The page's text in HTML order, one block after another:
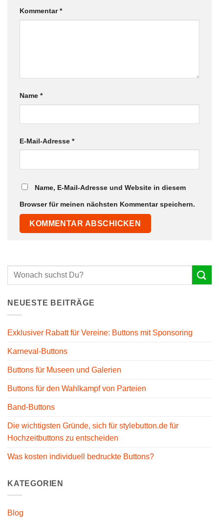
Kommentar*
Name *
E-Mail-Adresse *
Name, E-Mail-Adresse und Website in diesem
Browser für meinen nächsten Kommentar speichern.
NEUESTE BEITRÄGE
Exklusiver Rabatt für Vereine: Buttons mit Sponsoring
Karneval-Buttons
Buttons für Museen und Galerien
Buttons für den Wahlkampf von Parteien
Band-Buttons
Die wichtigsten Gründe, sich für stylebutton.de für
Hochzeitbuttons zu entscheiden
Was kosten individuell bedruckte Buttons?
KATEGORIEN
Blog